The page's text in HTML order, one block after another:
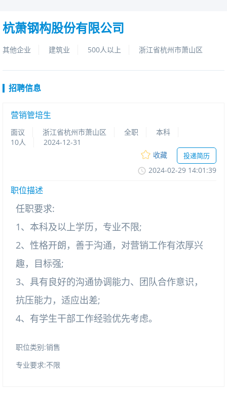
杭萧钢构股份有限公司
其他企业 建筑业 500人以上 浙江省杭州市萧山区
招聘信息
营销管培生
面议 浙江省杭州市萧山区 全职
本科
10人
2024-12-31
收藏
投递简历
2024-02-2914:01:39
职位描述
任职要求:
1、本科及以上学历，专业不限;
2、性格开朗，善于沟通，对营销工作有浓厚兴
趣，目标强;
3、具有良好的沟通协调能力、团队合作意识，
抗压能力，适应出差;
4、有学生干部工作经验优先考虑。
职位类别:销售
专业要求:不限